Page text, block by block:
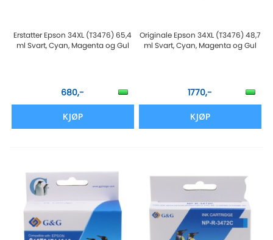
Erstatter Epson 34XL (T3476) 65,4
ml Svart, Cyan, Magenta og Gul
680,-
KJØP
Originale Epson 34XL (T3476) 48,7
ml Svart, Cyan, Magenta og Gul
1770,-
KJØP